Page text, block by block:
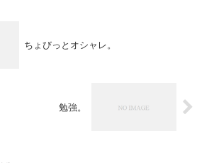
ちょびっとオシャレ。
勉強。